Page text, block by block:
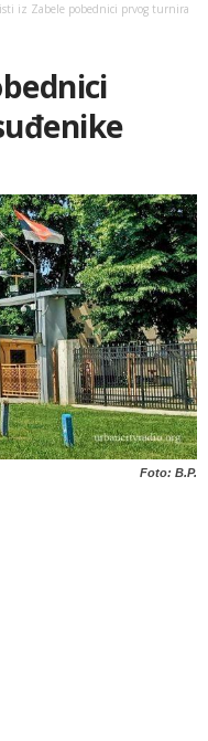
iz Zabele pobednici prvog turnira
Foto: B.P.